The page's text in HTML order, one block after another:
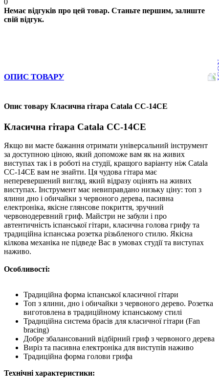
0
Немає відгуків про цей товар. Станьте першим, залиште
свій відгук.
ОПИС ТОВАРУ
Опис товару Класична гітара Catala CC-14CE
Класична гітара Catala CC-14CE
Якщо ви маєте бажання отримати універсальний інструмент
за доступною ціною, який допоможе вам як на живих
виступах так і в роботі на студії, кращого варіанту ніж Catala
CC-14CE вам не знайти. Ця чудова гітара має
неперевершений вигляд, який відразу оцінять на живих
виступах. Інструмент має невиправдано низьку ціну: топ з
ялини дно і обичайки з червоного дерева, пасивна
електроніка, якісне глянсове покриття, зручний
червонодеревний гриф. Майстри не забули і про
автентичність іспанської гітари, класична голова грифу та
традиційна іспанська розетка різьбленого стилю. Якісна
кілкова механіка не підведе Вас в умовах студії та виступах
наживо.
Особливості:
Традиційна форма іспанської класичної гітари
Топ з ялини, дно і обичайки з червоного дерево. Розетка
виготовлена в традиційному іспанському стилі
Традиційна система брасів для класичної гітари (Fan
bracing)
Добре збалансований відбірний гриф з червоного дерева
Виріз та пасивна електроніка для виступів наживо
Традиційна форма голови грифа
Технічні характеристики: